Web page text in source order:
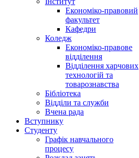
Економіко-правовий
факультет
Кафедри
Коледж
Економіко-правове
відділення
Відділення харчових
технологій та
товарознавства
Бібліотека
Відділи та служби
Вчена рада
Вступнику
Студенту
Графік навчального
процесу